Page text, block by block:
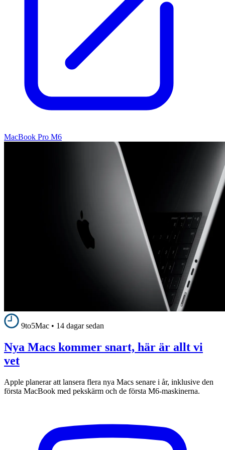
MacBook Pro M6
9to5Mac • 14 dagar sedan
Nya Macs kommer snart, här är allt vi
vet
Apple planerar att lansera flera nya Macs senare i år, inklusive den
första MacBook med pekskärm och de första M6-maskinerna.